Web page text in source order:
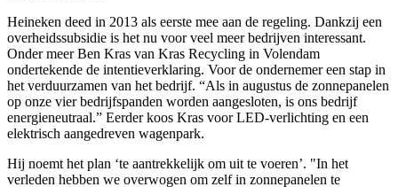
Heineken deed in 2013 als eerste mee aan de regeling. Dankzij een
overheidssubsidie ​​is het nu voor veel meer bedrijven interessant.
Onder meer Ben Kras van Kras Recycling in Volendam
ondertekende de intentieverklaring. Voor de ondernemer een stap in
het verduurzamen van het bedrijf. “Als in augustus de zonnepanelen
op onze vier bedrijfspanden worden aangesloten, is ons bedrijf
energieneutraal.” Eerder koos Kras voor LED-verlichting en een
elektrisch aangedreven wagenpark.
Hij noemt het plan ‘te aantrekkelijk om uit te voeren’. "In het
verleden hebben we overwogen om zelf in zonnepanelen te